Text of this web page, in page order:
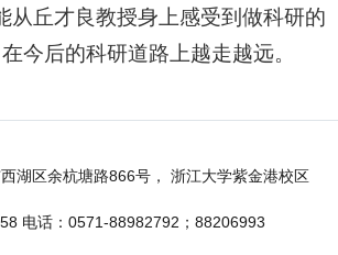
从丘才良教授身上感受到做科研的
今后的科研道路上越走越远。
湖区余杭塘路866号， 浙江大学紫金港校区
电话：0571-88982792；88206993